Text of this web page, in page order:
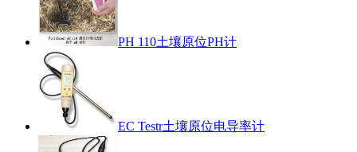
PH 110土壤原位PH计
EC Testr土壤原位电导率计